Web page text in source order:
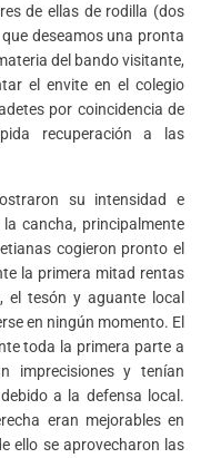
de ellas de rodilla (dos
deseamos una pronta
del bando visitante,
el envite en el colegio
por coincidencia de
recuperación a las
su intensidad e
cancha, principalmente
cogieron pronto el
la primera mitad rentas
el tesón y aguante local
en ningún momento. El
toda la primera parte a
imprecisiones y tenían
a la defensa local.
eran mejorables en
ello se aprovecharon las